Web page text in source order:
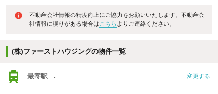
不動産会社情報の精度向上にご協力をお願いいたします。不動産会
社情報に誤りがある場合はこちら よりご連絡ください。
(株)ファーストハウジングの物件一覧
最寄駅 - 変更する